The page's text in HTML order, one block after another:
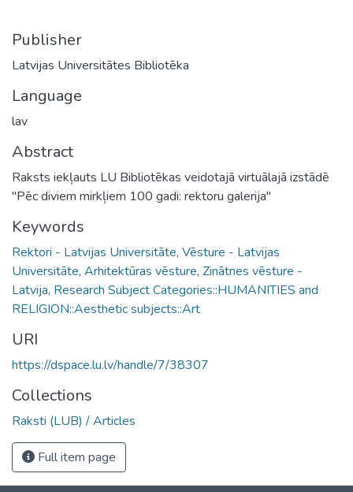
Publisher
Latvijas Universitātes Bibliotēka
Language
lav
Abstract
Raksts iekļauts LU Bibliotēkas veidotajā virtuālajā izstādē
"Pēc diviem mirkļiem 100 gadi: rektoru galerija"
Keywords
Rektori - Latvijas Universitāte, Vēsture - Latvijas
Universitāte, Arhitektūras vēsture, Zinātnes vēsture -
Latvija, Research Subject Categories::HUMANITIES and
RELIGION::Aesthetic subjects::Art
URI
https://dspace.lu.lv/handle/7/38307
Collections
Raksti (LUB) / Articles
Full item page